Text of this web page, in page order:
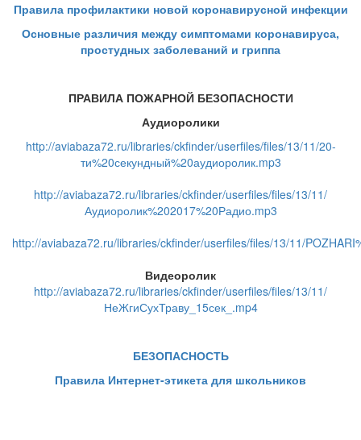
Правила профилактики новой коронавирусной инфекции
Основные различия между симптомами коронавируса,
простудных заболеваний и гриппа
ПРАВИЛА ПОЖАРНОЙ БЕЗОПАСНОСТИ
Аудиоролики
http://aviabaza72.ru/libraries/ckfinder/userfiles/files/13/11/20-
ти%20секундный%20аудиоролик.mp3
http://aviabaza72.ru/libraries/ckfinder/userfiles/files/13/11/
Аудиоролик%202017%20Радио.mp3
http://aviabaza72.ru/libraries/ckfinder/userfiles/files/13/11/
Видеоролик
http://aviabaza72.ru/libraries/ckfinder/userfiles/files/13/11/
НеЖгиСухТраву_15сек_.mp4
БЕЗОПАСНОСТЬ
Правила Интернет-этикета для школьников